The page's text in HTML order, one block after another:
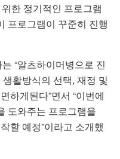
한 정기적인 프로그램
프로그램이 꾸준히 진행
“알츠하이머병으로 진
활방식의 선택, 재정 및
하게된다”면서 “이번에
도와주는 프로그램을
할 예정”이라고 소개했